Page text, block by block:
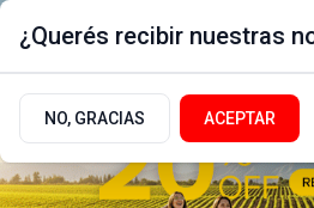
¿Querés recibir nuestras
NO, GRACIAS ACEPTAR